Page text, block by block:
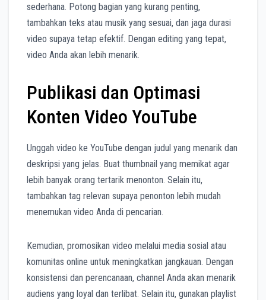
sederhana. Potong bagian yang kurang penting,
tambahkan teks atau musik yang sesuai, dan jaga durasi
video supaya tetap efektif. Dengan editing yang tepat,
video Anda akan lebih menarik.
Publikasi dan Optimasi
Konten Video YouTube
Unggah video ke YouTube dengan judul yang menarik dan
deskripsi yang jelas. Buat thumbnail yang memikat agar
lebih banyak orang tertarik menonton. Selain itu,
tambahkan tag relevan supaya penonton lebih mudah
menemukan video Anda di pencarian.
Kemudian, promosikan video melalui media sosial atau
komunitas online untuk meningkatkan jangkauan. Dengan
konsistensi dan perencanaan, channel Anda akan menarik
audiens yang loyal dan terlibat. Selain itu, gunakan playlist